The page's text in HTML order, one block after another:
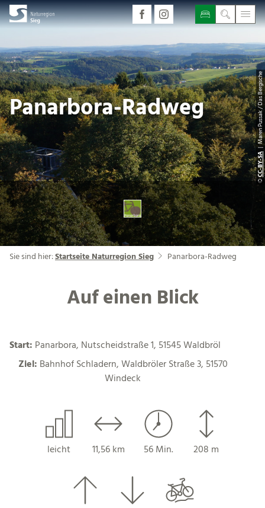
©
CC-BY-SA
| Maren Pussak / Das Bergische
Panarbora-Radweg
Sie sind hier:Startseite Naturregion Sieg Panarbora-Radweg
Auf einen Blick
Start: Panarbora, Nutscheidstraße 1, 51545 Waldbröl
Ziel: Bahnhof Schladern, Waldbröler Straße 3, 51570
Windeck
leicht 11,56 km 56 Min. 208 m